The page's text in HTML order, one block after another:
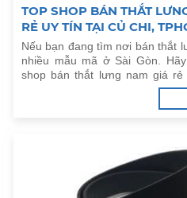
TOP SHOP BÁN THẮT
RẺ UY TÍN TẠI CỦ CHI,
Nếu bạn đang tìm nơi bán thắt
nhiều mẫu mã ở Sài Gòn.
shop bán thắt lưng nam giá